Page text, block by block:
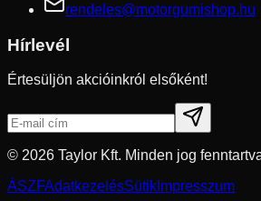
rendeles@motorgumishop.hu
Hírlevél
Értesüljön akcióinkról elsőként!
© 2026 Taylor Kft. Minden jog
ÁSZFAdatkezelésSütik Impresszum